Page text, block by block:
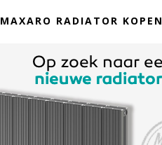
MAXARO RADIATOR KOPEN